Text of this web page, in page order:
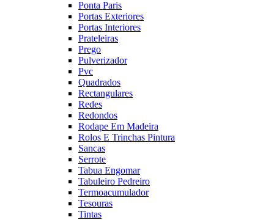
Ponta Paris
Portas Exteriores
Portas Interiores
Prateleiras
Prego
Pulverizador
Pvc
Quadrados
Rectangulares
Redes
Redondos
Rodape Em Madeira
Rolos E Trinchas Pintura
Sancas
Serrote
Tabua Engomar
Tabuleiro Pedreiro
Termoacumulador
Tesouras
Tintas